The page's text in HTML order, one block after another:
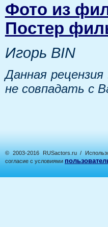
Фото из
Постер
Игорь BIN
Данная
не совпадать с
© 2003-2016 RUSactors.ru /
согласие с условиями